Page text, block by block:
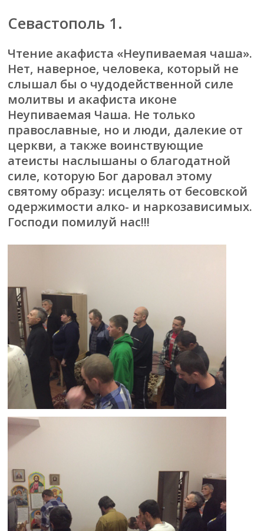
Севастополь 1.
Чтение акафиста «Неупиваемая чаша».
Нет, наверное, человека, который не
слышал бы о чудодейственной силе
молитвы и акафиста иконе
Неупиваемая Чаша. Не только
православные, но и люди, далекие от
церкви, а также воинствующие
атеисты наслышаны о благодатной
силе, которую Бог даровал этому
святому образу: исцелять от бесовской
одержимости алко- и наркозависимых.
Господи помилуй нас!!!